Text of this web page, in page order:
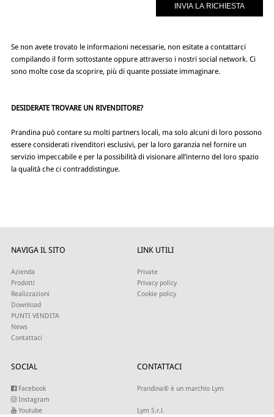
Se non avete trovato le informazioni necessarie, non esitate a contattarci
compilando il form sottostante oppure attraverso i nostri social network. Ci
sono molte cose da scoprire, più di quante possiate immaginare.
DESIDERATE TROVARE UN RIVENDITORE?
Prandina può contare su molti partners locali, ma solo alcuni di loro possono
essere considerati rivenditori esclusivi, per la loro garanzia nel fornire un
servizio impeccabile e per la possibilità di visionare all’interno del loro spazio
la qualità che ci contraddistingue.
NAVIGA IL SITO
Azienda
Prodotti
Realizzazioni
Download
PUNTI VENDITA
News
Contattaci
LINK UTILI
Private
Privacy policy
Cookie policy
SOCIAL
Facebook
Instagram
Youtube
CONTATTACI
Prandina® è un marchio Lym
Lym S.r.l.